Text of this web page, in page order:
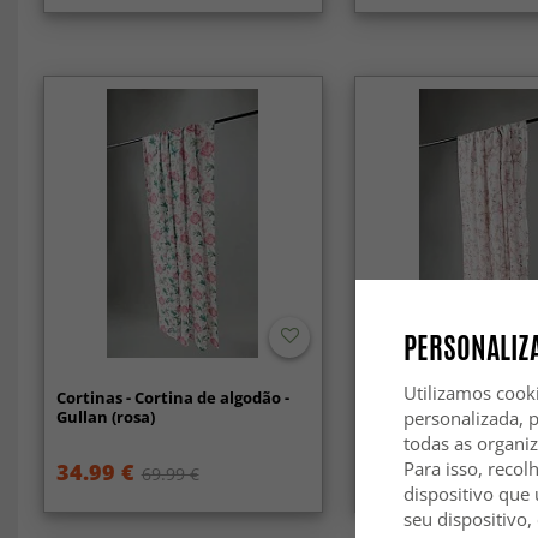
Cortinas - Cortina de algodão -
Gullan (rosa)
34.99 € 69.99 €
Cortinas - Cortina de
Pia-Li (rosa)
69.99 €
Utilizamos
personalizada,
todas as
Para isso,
dispositivo que
seu